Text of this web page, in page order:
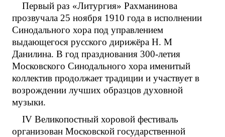
Первый раз «Литургия» Рахманинова
прозвучала 25 ноября 1910 года в исполнении
Синодального хора под управлением
выдающегося русского дирижёра Н. М
Данилина. В год празднования 300-летия
Московского Синодального хора именитый
коллектив продолжает традиции и участвует в
возрождении лучших образцов духовной
музыки.
IV Великопостный хоровой фестиваль
организован Московской государственной